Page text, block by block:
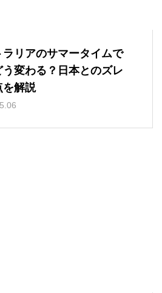
ラリアのサマータイムで
う変わる？日本とのズレ
を解説